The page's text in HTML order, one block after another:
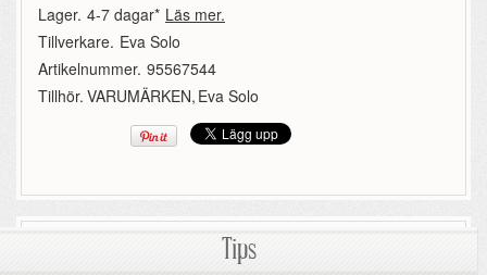
Lager. 4-7 dagar* Läs mer.
Tillverkare. Eva Solo
Artikelnummer. 95567544
Tillhör. VARUMÄRKEN, Eva Solo
Tips